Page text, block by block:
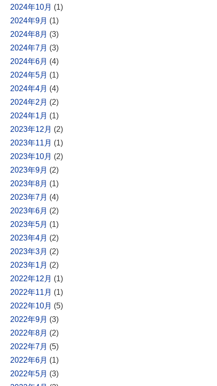
2024年10月 (1)
2024年9月 (1)
2024年8月 (3)
2024年7月 (3)
2024年6月 (4)
2024年5月 (1)
2024年4月 (4)
2024年2月 (2)
2024年1月 (1)
2023年12月 (2)
2023年11月 (1)
2023年10月 (2)
2023年9月 (2)
2023年8月 (1)
2023年7月 (4)
2023年6月 (2)
2023年5月 (1)
2023年4月 (2)
2023年3月 (2)
2023年1月 (2)
2022年12月 (1)
2022年11月 (1)
2022年10月 (5)
2022年9月 (3)
2022年8月 (2)
2022年7月 (5)
2022年6月 (1)
2022年5月 (3)